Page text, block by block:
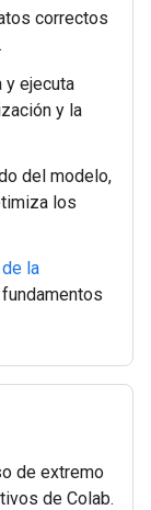
correctos
y ejecuta
y la
del modelo,
los
la
de extremo
de Colab.